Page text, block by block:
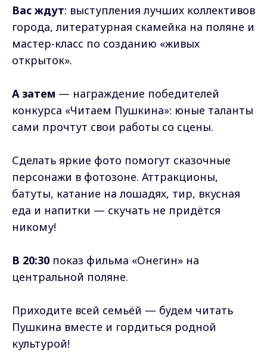
Вас ждут: выступления лучших коллективов
города, литературная скамейка на поляне и
мастер-класс по созданию «живых
открыток».
А затем — награждение победителей
конкурса «Читаем Пушкина»: юные таланты
сами прочтут свои работы со сцены.
Сделать яркие фото помогут сказочные
персонажи в фотозоне. Аттракционы,
батуты, катание на лошадях, тир, вкусная
еда и напитки — скучать не придётся
никому!
В 20:30 показ фильма «Онегин» на
центральной поляне.
Приходите всей семьёй — будем читать
Пушкина вместе и гордиться родной
культурой!